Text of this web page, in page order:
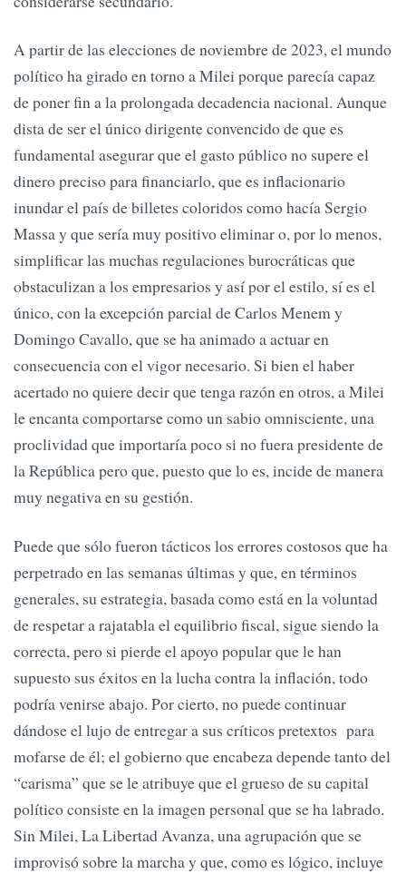
A partir de las elecciones de noviembre de 2023, el mundo
político ha girado en torno a Milei porque parecía capaz
de poner fin a la prolongada decadencia nacional. Aunque
dista de ser el único dirigente convencido de que es
fundamental asegurar que el gasto público no supere el
dinero preciso para financiarlo, que es inflacionario
inundar el país de billetes coloridos como hacía Sergio
Massa y que sería muy positivo eliminar o, por lo menos,
simplificar las muchas regulaciones burocráticas que
obstaculizan a los empresarios y así por el estilo, sí es el
único, con la excepción parcial de Carlos Menem y
Domingo Cavallo, que se ha animado a actuar en
consecuencia con el vigor necesario. Si bien el haber
acertado no quiere decir que tenga razón en otros, a Milei
le encanta comportarse como un sabio omnisciente, una
proclividad que importaría poco si no fuera presidente de
la República pero que, puesto que lo es, incide de manera
muy negativa en su gestión.
Puede que sólo fueron tácticos los errores costosos que ha
perpetrado en las semanas últimas y que, en términos
generales, su estrategia, basada como está en la voluntad
de respetar a rajatabla el equilibrio fiscal, sigue siendo la
correcta, pero si pierde el apoyo popular que le han
supuesto sus éxitos en la lucha contra la inflación, todo
podría venirse abajo. Por cierto, no puede continuar
dándose el lujo de entregar a sus críticos pretextos para
mofarse de él; el gobierno que encabeza depende tanto del
“carisma” que se le atribuye que el grueso de su capital
político consiste en la imagen personal que se ha labrado.
Sin Milei, La Libertad Avanza, una agrupación que se
improvisó sobre la marcha y que, como es lógico, incluye